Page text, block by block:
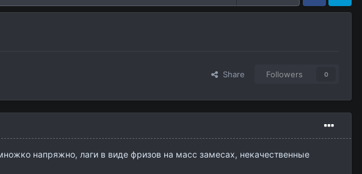
FacebookTwitter
Share Followers 0
напряжно, лаги в виде фризов на масс замесах, некачественные